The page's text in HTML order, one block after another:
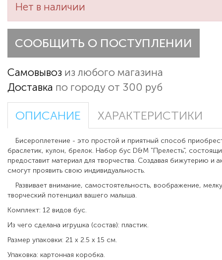
Нет в наличии
СООБЩИТЬ О ПОСТУПЛЕНИИ
Самовывоз из любого магазина
Доставка по городу от 300 руб
ОПИСАНИЕ ХАРАКТЕРИСТИКИ
Бисероплетение - это простой и приятный способ
браслетик, кулон, брелок. Набор бус D&M "Прелесть",
предоставит материал для творчества. Создавая бижутерию и
смогут проявить свою индивидуальность.
Развивает внимание, самостоятельность, воображение,
творческий потенциал вашего малыша.
Комплект: 12 видов бус.
Из чего сделана игрушка (состав): пластик.
Размер упаковки: 21 x 2.5 x 15 см.
Упаковка: картонная коробка.